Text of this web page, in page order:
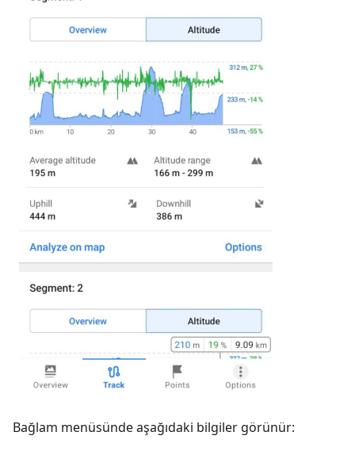
Bağlam menüsünde aşağıdaki bilgiler görünür: